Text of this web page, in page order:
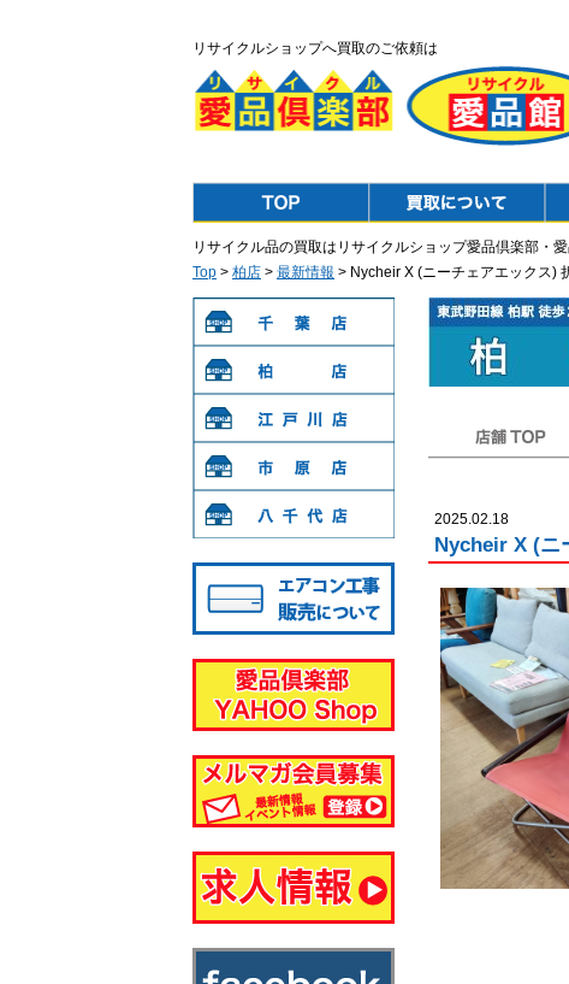
リサイクルショップへ買取のご依頼は
リサイクル品の買取はリサイクルショップ愛品倶楽部・愛
Top > 柏店 > 最新情報 > Nycheir X (ニーチェアエックス)
2025.02.18
Nycheir X (ニ